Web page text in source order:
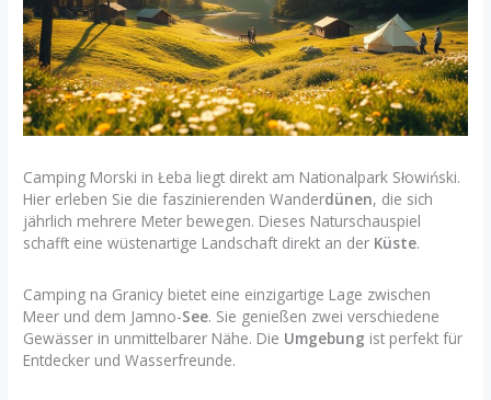
Camping Morski in Łeba liegt direkt am Nationalpark Słowiński.
Hier erleben Sie die faszinierenden Wanderdünen, die sich
jährlich mehrere Meter bewegen. Dieses Naturschauspiel
schafft eine wüstenartige Landschaft direkt an der Küste.
Camping na Granicy bietet eine einzigartige Lage zwischen
Meer und dem Jamno-See. Sie genießen zwei verschiedene
Gewässer in unmittelbarer Nähe. Die Umgebung ist perfekt für
Entdecker und Wasserfreunde.